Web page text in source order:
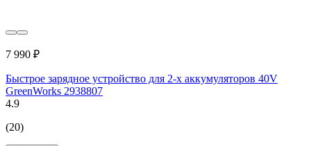
7 990 ₽
Быстрое зарядное устройство для 2-х аккумуляторов 40V
GreenWorks 2938807
4.9
(20)